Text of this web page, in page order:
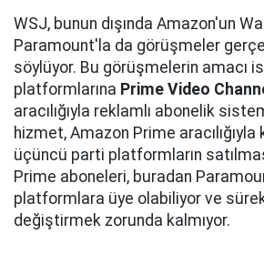
WSJ, bunun dışında Amazon'un
Paramount'la da görüşmeler
söylüyor. Bu görüşmelerin amacı
platformlarına Prime Video
aracılığıyla reklamlı abonelik
hizmet, Amazon Prime aracılığıyla
üçüncü parti platformların
Prime aboneleri, buradan
platformlara üye olabiliyor ve
değiştirmek zorunda kalmıyor.